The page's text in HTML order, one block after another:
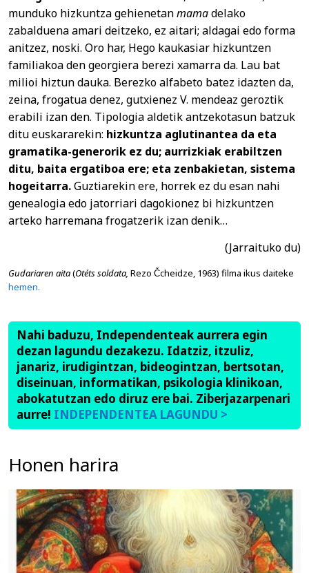
munduko hizkuntza gehienetanmamadelako
zabalduena amari deitzeko, ez aitari; aldagai edo forma
anitzez, noski. Oro har, Hego kaukasiar hizkuntzen
familiakoa den georgiera berezi xamarra da. Lau bat
milioi hiztun dauka. Berezko alfabeto batez idazten da,
zeina, frogatua denez, gutxienez V. mendeaz geroztik
erabili izan den. Tipologia aldetik antzekotasun batzuk
ditu euskararekin: hizkuntza aglutinantea da eta
gramatika-generorik ez du; aurrizkiak erabiltzen
ditu, baita ergatiboa ere; eta zenbakietan, sistema
hogeitarra.Guztiarekin ere, horrek ez du esan nahi
genealogia edo jatorriari dagokionez bi hizkuntzen
arteko harremana frogatzerik izan denik…
(Jarraituko du)
Gudariaren aita(Otéts soldata, Rezo Čcheidze, 1963) filma ikus daiteke
hemen.
Nahi baduzu, Independenteak aurrera egin
dezan lagundu dezakezu. Idatziz, itzuliz,
janariz, irudigintzan, bideogintzan, bertsotan,
diseinuan, informatikan, psikologia klinikoan,
abokatutzan edo diruz ere bai. Ziberjazarpenari
aurre! INDEPENDENTEA LAGUNDU >
Honen harira